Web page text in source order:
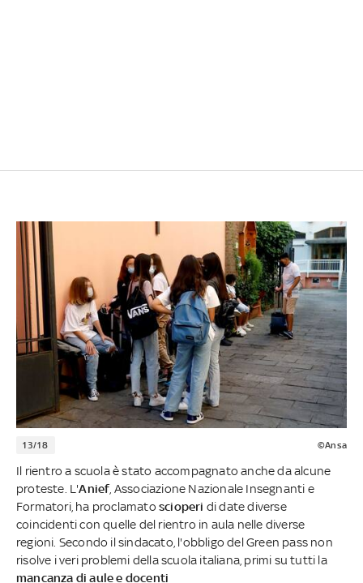
13/18 ©Ansa
Il rientro a scuola è stato accompagnato anche da alcune
proteste. L'Anief, Associazione Nazionale Insegnanti e
Formatori, ha proclamato scioperi di date diverse
coincidenti con quelle del rientro in aula nelle diverse
regioni. Secondo il sindacato, l'obbligo del Green pass non
risolve i veri problemi della scuola italiana, primi su tutti la
mancanza di aule e docenti